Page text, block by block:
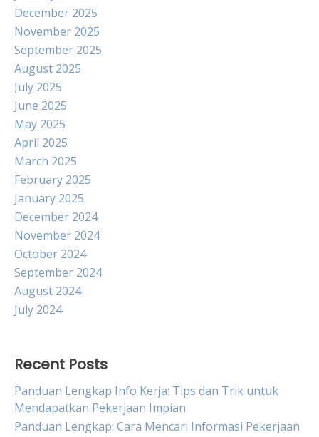
December 2025
November 2025
September 2025
August 2025
July 2025
June 2025
May 2025
April 2025
March 2025
February 2025
January 2025
December 2024
November 2024
October 2024
September 2024
August 2024
July 2024
Recent Posts
Panduan Lengkap Info Kerja: Tips dan Trik untuk
Mendapatkan Pekerjaan Impian
Panduan Lengkap: Cara Mencari Informasi Pekerjaan